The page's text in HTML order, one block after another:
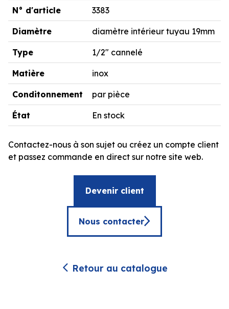
N° d'article 3383
Diamètre diamètre intérieur tuyau 19mm
Type 1/2" cannelé
Matière inox
Conditonnement par pièce
État En stock
Contactez-nous à son sujet ou créez un compte client
et passez commande en direct sur notre site web.
Devenir client
Nous contacter
Retour au catalogue